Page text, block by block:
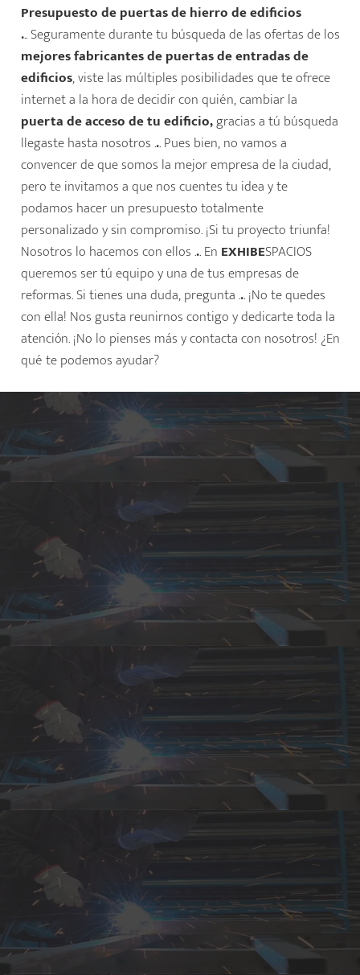
Presupuesto de puertas de hierro de edificios
... Seguramente durante tu búsqueda de las ofertas de los
mejores fabricantes de puertas de entradas de
edificios, viste las múltiples posibilidades que te ofrece
internet a la hora de decidir con quién, cambiar la
puerta de acceso de tu edificio,gracias a tú búsqueda
llegaste hasta nosotros ... Pues bien, no vamos a
convencer de que somos la mejor empresa de la ciudad,
pero te invitamos a que nos cuentes tu idea y te
podamos hacer un presupuesto totalmente
personalizado y sin compromiso. ¡Si tu proyecto triunfa!
Nosotros lo hacemos con ellos ... En EXHIBESPACIOS
queremos ser tú equipo y una de tus empresas de
reformas. Si tienes una duda, pregunta ... ¡No te quedes
con ella! Nos gusta reunirnos contigo y dedicarte toda la
atención. ¡No lo pienses más y contacta con nosotros! ¿En
qué te podemos ayudar?